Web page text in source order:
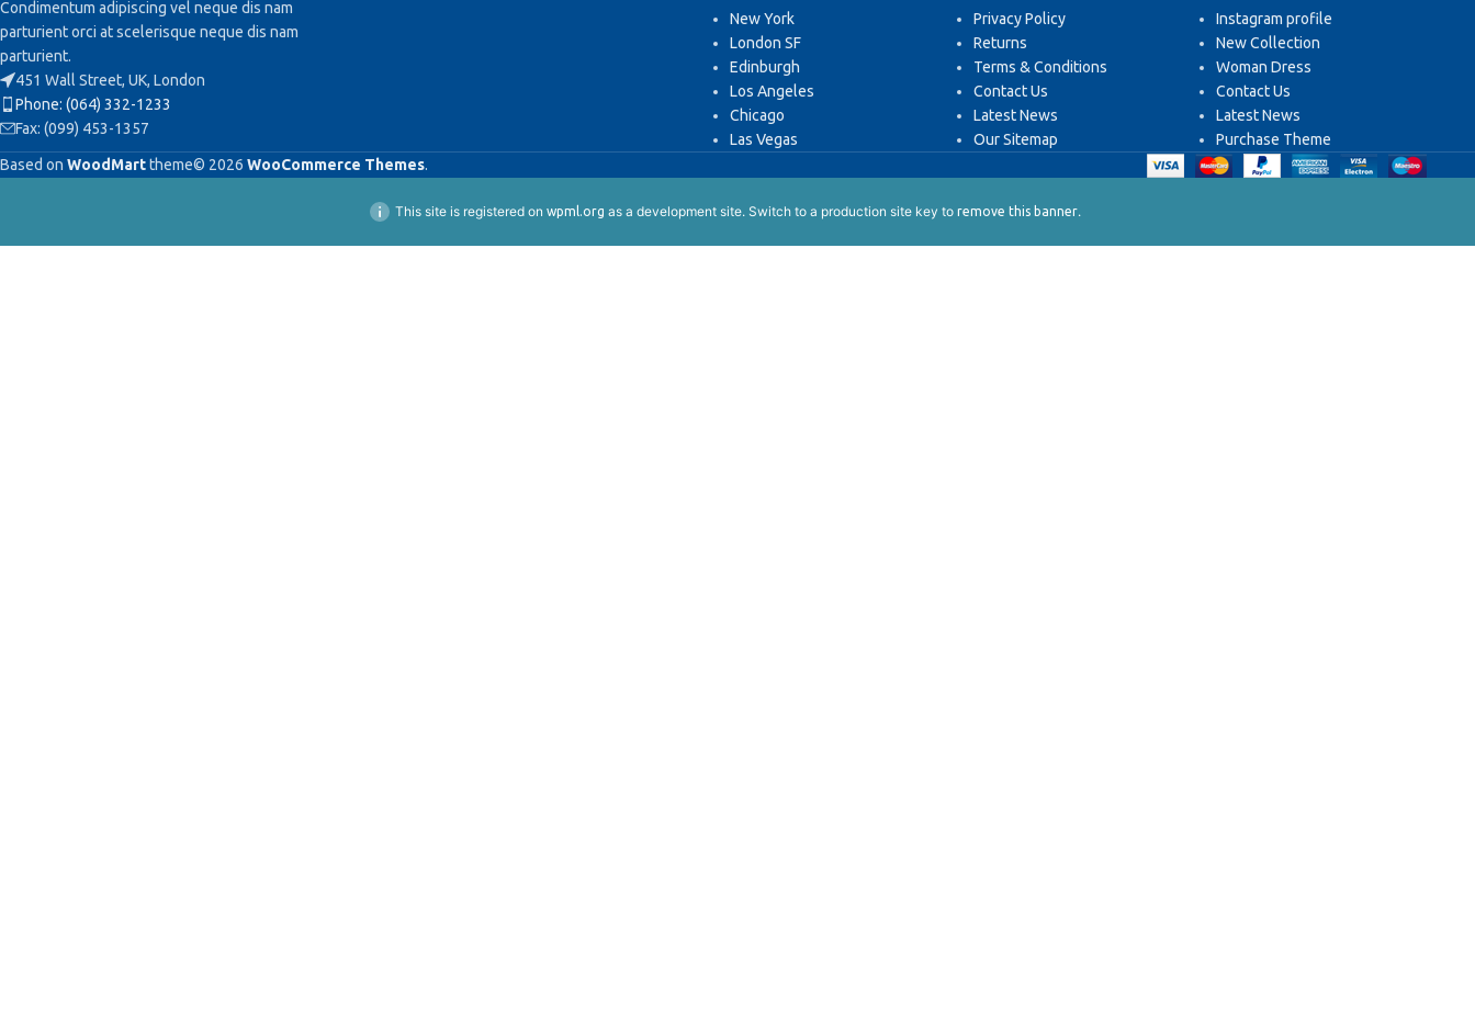
Condimentum adipiscing vel neque dis nam
parturient orci at scelerisque neque dis nam
parturient.
451 Wall Street, UK, London
Phone: (064) 332-1233
Fax: (099) 453-1357
New York
London SF
Edinburgh
Los Angeles
Chicago
Las Vegas
Privacy Policy
Returns
Terms & Conditions
Contact Us
Latest News
Our Sitemap
Instagram profile
New Collection
Woman Dress
Contact Us
Latest News
Purchase Theme
Based on WoodMarttheme© 2026 WooCommerce Themes.
This site is registered on wpml.org as a development site. Switch to a production site key to remove this banner.